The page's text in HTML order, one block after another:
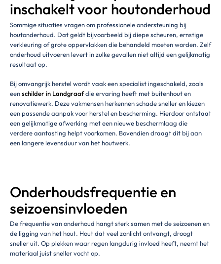
inschakelt voor houtonderhoud
Sommige situaties vragen om professionele ondersteuning bij
houtonderhoud. Dat geldt bijvoorbeeld bij diepe scheuren, ernstige
verkleuring of grote oppervlakken die behandeld moeten worden. Zelf
onderhoud uitvoeren levert in zulke gevallen niet altijd een gelijkmatig
resultaat op.
Bij omvangrijk herstel wordt vaak een specialist ingeschakeld, zoals
eenschilder in Landgraafdie ervaring heeft met buitenhout en
renovatiewerk. Deze vakmensen herkennen schade sneller en kiezen
een passende aanpak voor herstel en bescherming. Hierdoor ontstaat
een gelijkmatige afwerking met een nieuwe beschermlaag die
verdere aantasting helpt voorkomen. Bovendien draagt dit bij aan
een langere levensduur van het houtwerk.
Onderhoudsfrequentie en
seizoensinvloeden
De frequentie van onderhoud hangt sterk samen met de seizoenen en
de ligging van het hout. Hout dat veel zonlicht ontvangt, droogt
sneller uit. Op plekken waar regen langdurig invloed heeft, neemt het
materiaal juist sneller vocht op.